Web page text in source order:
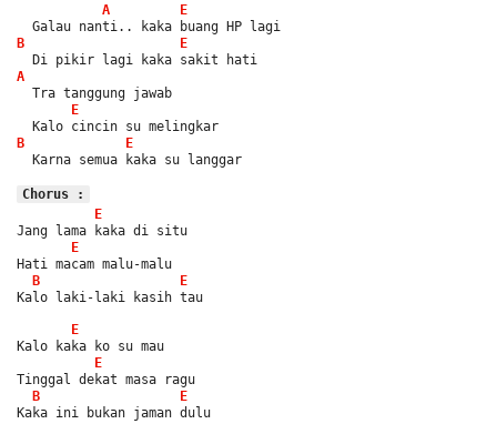
A
E
  Galau nanti.. kaka buang HP lagi
B
E
  Di pikir lagi kaka sakit hati
A
  Tra tanggung jawab
E
  Kalo cincin su melingkar
B
E
  Karna semua kaka su langgar
Chorus :
E
Jang lama kaka di situ
E
Hati macam malu-malu
B
E
Kalo laki-laki kasih tau
E
Kalo kaka ko su mau
E
Tinggal dekat masa ragu
B
E
Kaka ini bukan jaman dulu